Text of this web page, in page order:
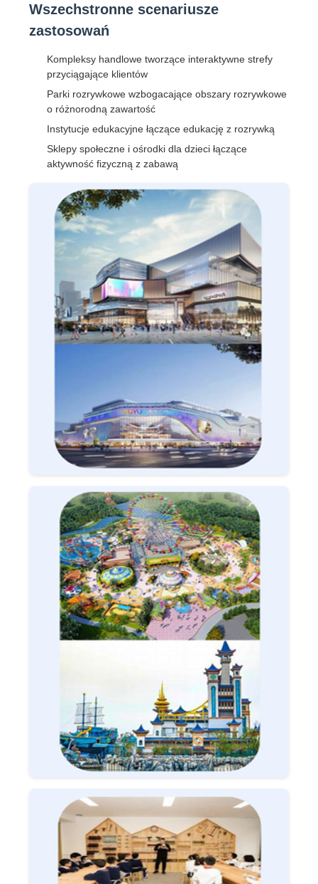
Wszechstronne scenariusze
zastosowań
Kompleksy handlowe tworzące interaktywne strefy
przyciągające klientów
Parki rozrywkowe wzbogacające obszary rozrywkowe
o różnorodną zawartość
Instytucje edukacyjne łączące edukację z rozrywką
Sklepy społeczne i ośrodki dla dzieci łączące
aktywność fizyczną z zabawą